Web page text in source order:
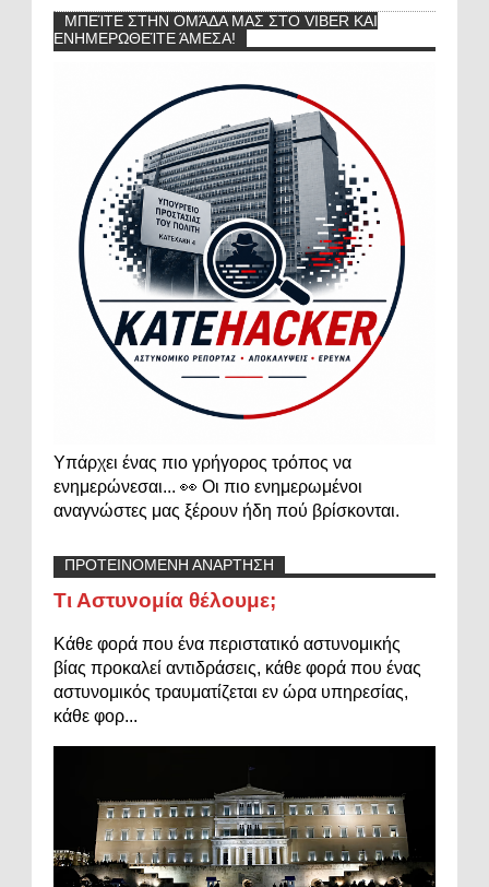
ΜΠΕΊΤΕ ΣΤΗΝ ΟΜΆΔΑ ΜΑΣ ΣΤΟ VIBER ΚΑΙ
ΕΝΗΜΕΡΩΘΕΊΤΕ ΆΜΕΣΑ!
Υπάρχει ένας πιο γρήγορος τρόπος να
ενημερώνεσαι... 👀 Οι πιο ενημερωμένοι
αναγνώστες μας ξέρουν ήδη πού βρίσκονται.
ΠΡΟΤΕΙΝΟΜΕΝΗ ΑΝΑΡΤΗΣΗ
Τι Αστυνομία θέλουμε;
Κάθε φορά που ένα περιστατικό αστυνομικής
βίας προκαλεί αντιδράσεις, κάθε φορά που ένας
αστυνομικός τραυματίζεται εν ώρα υπηρεσίας,
κάθε φορ...